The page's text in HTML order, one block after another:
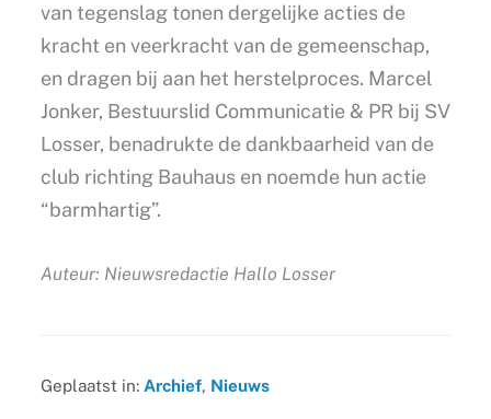
van tegenslag tonen dergelijke acties de
kracht en veerkracht van de gemeenschap,
en dragen bij aan het herstelproces. Marcel
Jonker, Bestuurslid Communicatie & PR bij SV
Losser, benadrukte de dankbaarheid van de
club richting Bauhaus en noemde hun actie
“barmhartig”.
Auteur: Nieuwsredactie Hallo Losser
Geplaatst in: Archief, Nieuws